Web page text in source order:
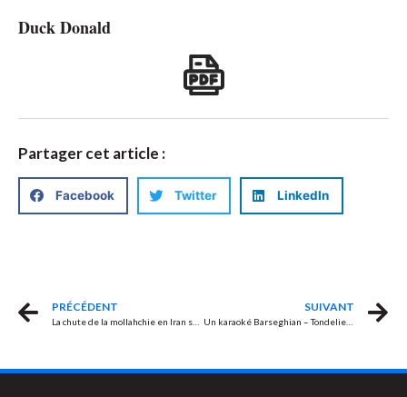
Duck Donald
Partager cet article :
Facebook Twitter LinkedIn
PRÉCÉDENT SUIVANT
Un karaoké Barseghian – Tondelier : une trahison mise en scène